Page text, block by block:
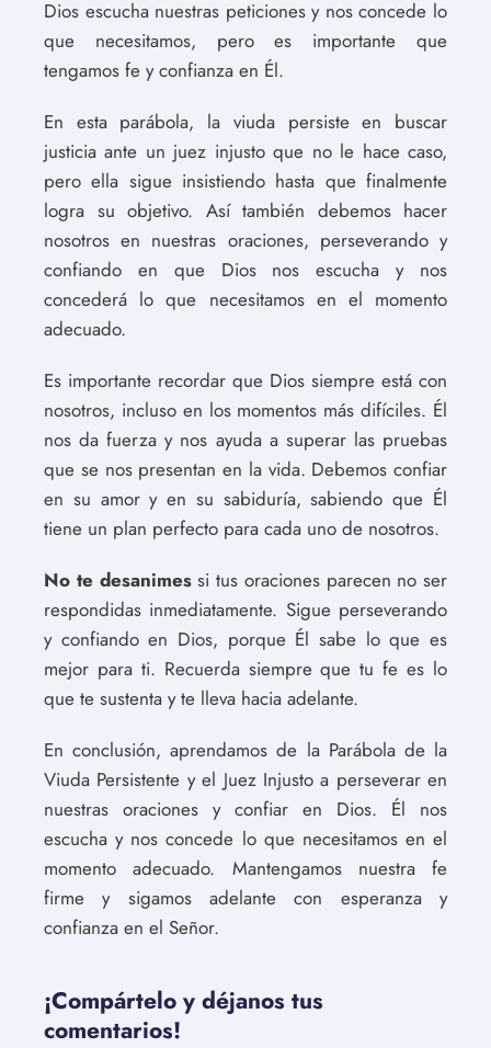
Dios escucha nuestras peticiones y nos concede lo
que necesitamos, pero es importante que
tengamos fe y confianza en Él.
En esta parábola, la viuda persiste en buscar
justicia ante un juez injusto que no le hace caso,
pero ella sigue insistiendo hasta que finalmente
logra su objetivo. Así también debemos hacer
nosotros en nuestras oraciones, perseverando y
confiando en que Dios nos escucha y nos
concederá lo que necesitamos en el momento
adecuado.
Es importante recordar que Dios siempre está con
nosotros, incluso en los momentos más difíciles. Él
nos da fuerza y nos ayuda a superar las pruebas
que se nos presentan en la vida. Debemos confiar
en su amor y en su sabiduría, sabiendo que Él
tiene un plan perfecto para cada uno de nosotros.
No te desanimessi tus oraciones parecen no ser
respondidas inmediatamente. Sigue perseverando
y confiando en Dios, porque Él sabe lo que es
mejor para ti. Recuerda siempre que tu fe es lo
que te sustenta y te lleva hacia adelante.
En conclusión, aprendamos de la Parábola de la
Viuda Persistente y el Juez Injusto a perseverar en
nuestras oraciones y confiar en Dios. Él nos
escucha y nos concede lo que necesitamos en el
momento adecuado. Mantengamos nuestra fe
firme y sigamos adelante con esperanza y
confianza en el Señor.
¡Compártelo y déjanos tus
comentarios!